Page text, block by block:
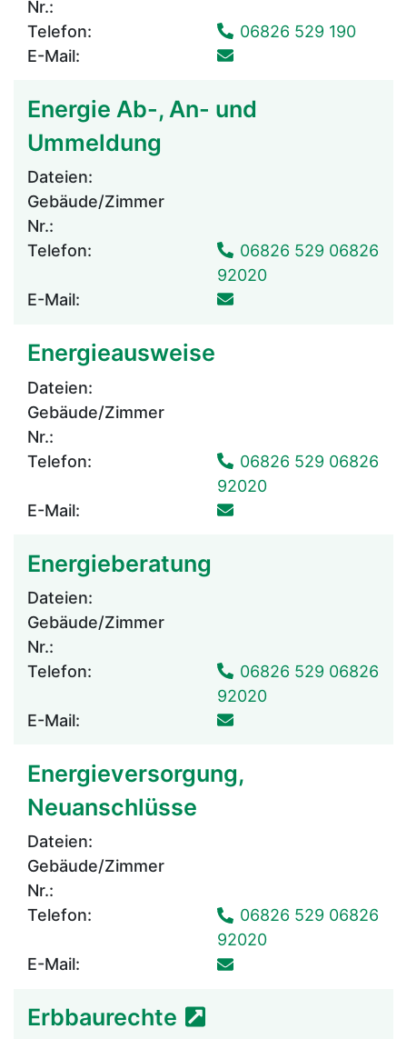
Nr.:
Telefon:
06826 529 190
E-Mail:
Energie Ab-, An- und
Ummeldung
Dateien:
Gebäude/Zimmer
Nr.:
Telefon:
06826 529 06826
92020
E-Mail:
Energieausweise
Dateien:
Gebäude/Zimmer
Nr.:
Telefon:
06826 529 06826
92020
E-Mail:
Energieberatung
Dateien:
Gebäude/Zimmer
Nr.:
Telefon:
06826 529 06826
92020
E-Mail:
Energieversorgung,
Neuanschlüsse
Dateien:
Gebäude/Zimmer
Nr.:
Telefon:
06826 529 06826
92020
E-Mail:
Erbbaurechte